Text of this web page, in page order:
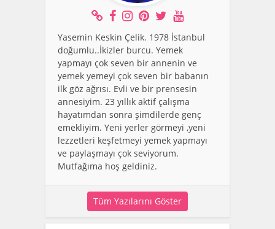
Yasemin Keskin Çelik. 1978 İstanbul
doğumlu..İkizler burcu. Yemek
yapmayı çok seven bir annenin ve
yemek yemeyi çok seven bir babanın
ilk göz ağrısı. Evli ve bir prensesin
annesiyim. 23 yıllık aktif çalışma
hayatımdan sonra şimdilerde genç
emekliyim. Yeni yerler görmeyi ,yeni
lezzetleri keşfetmeyi yemek yapmayı
ve paylaşmayı çok seviyorum.
Mutfağıma hoş geldiniz.
Tüm Yazılarını Göster